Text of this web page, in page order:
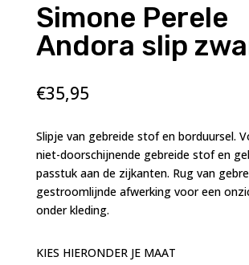
Simone Perele
Andora slip
€35,95
Slipje van gebreide stof en borduursel.
niet-doorschijnende gebreide stof en
passtuk aan de zijkanten. Rug van
gestroomlijnde afwerking voor een
onder kleding.
KIES HIERONDER JE MAAT